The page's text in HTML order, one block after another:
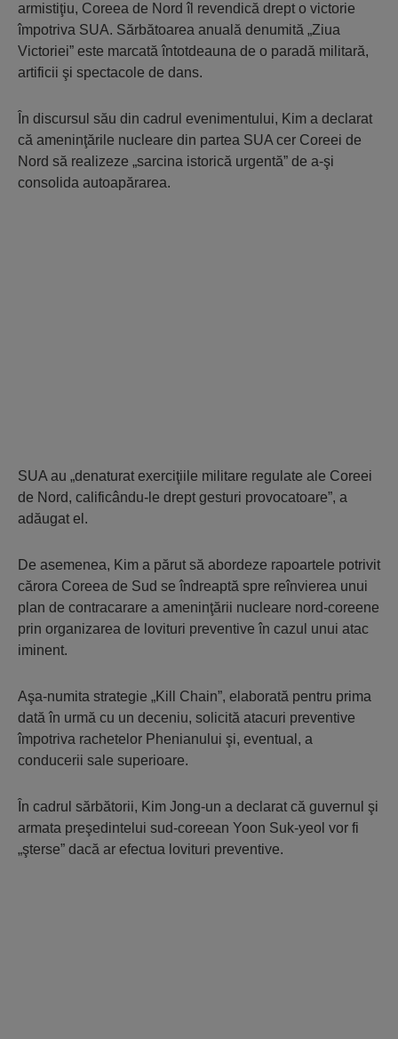
armistiţiu, Coreea de Nord îl revendică drept o victorie
împotriva SUA. Sărbătoarea anuală denumită „Ziua
Victoriei” este marcată întotdeauna de o paradă militară,
artificii şi spectacole de dans.
În discursul său din cadrul evenimentului, Kim a declarat
că ameninţările nucleare din partea SUA cer Coreei de
Nord să realizeze „sarcina istorică urgentă” de a-şi
consolida autoapărarea.
SUA au „denaturat exerciţiile militare regulate ale Coreei
de Nord, calificându-le drept gesturi provocatoare”, a
adăugat el.
De asemenea, Kim a părut să abordeze rapoartele potrivit
cărora Coreea de Sud se îndreaptă spre reînvierea unui
plan de contracarare a ameninţării nucleare nord-coreene
prin organizarea de lovituri preventive în cazul unui atac
iminent.
Aşa-numita strategie „Kill Chain”, elaborată pentru prima
dată în urmă cu un deceniu, solicită atacuri preventive
împotriva rachetelor Phenianului şi, eventual, a
conducerii sale superioare.
În cadrul sărbătorii, Kim Jong-un a declarat că guvernul şi
armata preşedintelui sud-coreean Yoon Suk-yeol vor fi
„şterse” dacă ar efectua lovituri preventive.